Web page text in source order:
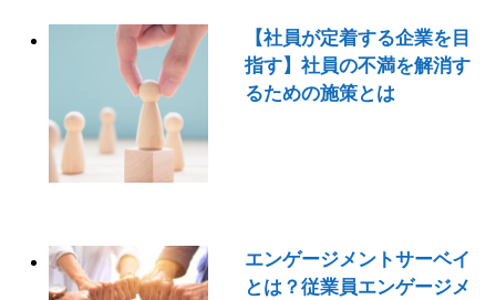
【社員が定着する企業を目
指す】社員の不満を解消す
るための施策とは
エンゲージメントサーベイ
とは？従業員エンゲージメ